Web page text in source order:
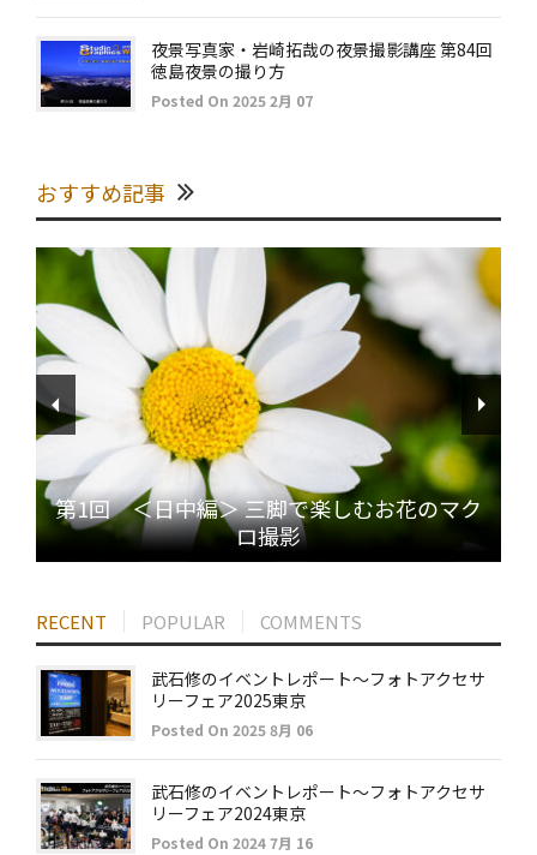
夜景写真家・岩崎拓哉の夜景撮影講座 第84回
徳島夜景の撮り方
Posted On 2025 2月 07
おすすめ記事
第1回 ＜日中編＞ 三脚で楽しむお花のマク
ロ撮影
RECENT POPULAR COMMENTS
武石修のイベントレポート～フォトアクセサ
リーフェア2025東京
Posted On 2025 8月 06
武石修のイベントレポート～フォトアクセサ
リーフェア2024東京
Posted On 2024 7月 16